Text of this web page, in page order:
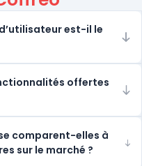
est-il le
offertes
comparent-elles à
sur le marché ?